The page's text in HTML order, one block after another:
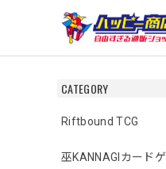
CATEGORY
Riftbound TCG
巫KANNAGIカード